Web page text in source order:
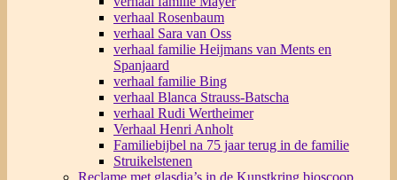
verhaal Rosenbaum
verhaal Sara van Oss
verhaal familie Heijmans van Ments en
Spanjaard
verhaal familie Bing
verhaal Blanca Strauss-Batscha
verhaal Rudi Wertheimer
Verhaal Henri Anholt
Familiebijbel na 75 jaar terug in de familie
Struikelstenen
Reclame met glasdia’s in de Kunstkring bioscoop